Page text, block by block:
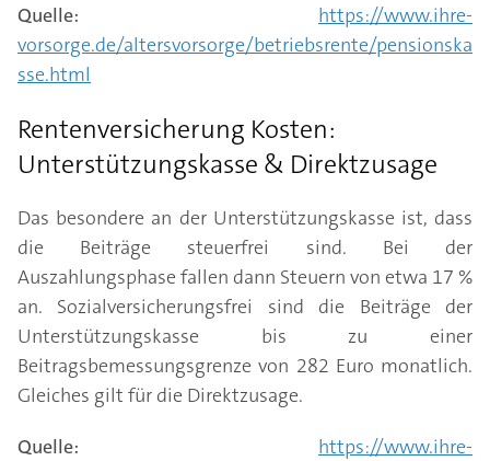
Quelle:
https://www.ihre-
vorsorge.de/altersvorsorge/betriebsrente/pensionska
sse.html
Rentenversicherung Kosten:
Unterstützungskasse & Direktzusage
Das besondere an der Unterstützungskasse ist, dass
die Beiträge steuerfrei sind. Bei der
Auszahlungsphase fallen dann Steuern von etwa 17 %
an. Sozialversicherungsfrei sind die Beiträge der
Unterstützungskasse bis zu einer
Beitragsbemessungsgrenze von 282 Euro monatlich.
Gleiches gilt für die Direktzusage.
Quelle: https://www.ihre-